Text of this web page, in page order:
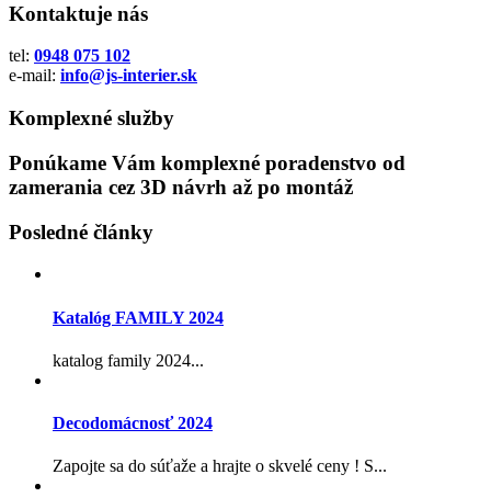
Kontaktuje nás
tel: 0948 075 102
e-mail: info@js-interier.sk
Komplexné služby
Ponúkame Vám komplexné poradenstvo od
zamerania cez 3D návrh až po montáž
Posledné články
Katalóg FAMILY 2024
katalog family 2024...
Decodomácnosť 2024
Zapojte sa do súťaže a hrajte o skvelé ceny ! S...